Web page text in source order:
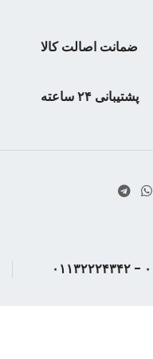
نوبت چاپ: ۱
ضمانت اصالت کالا
پشتیبانی ۲۴ ساعته